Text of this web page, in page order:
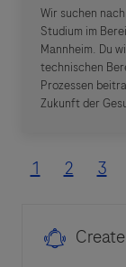
Wir suchen
Studium im
Mannheim. Du
technischen
Prozessen
Zukunft der
1 2 3